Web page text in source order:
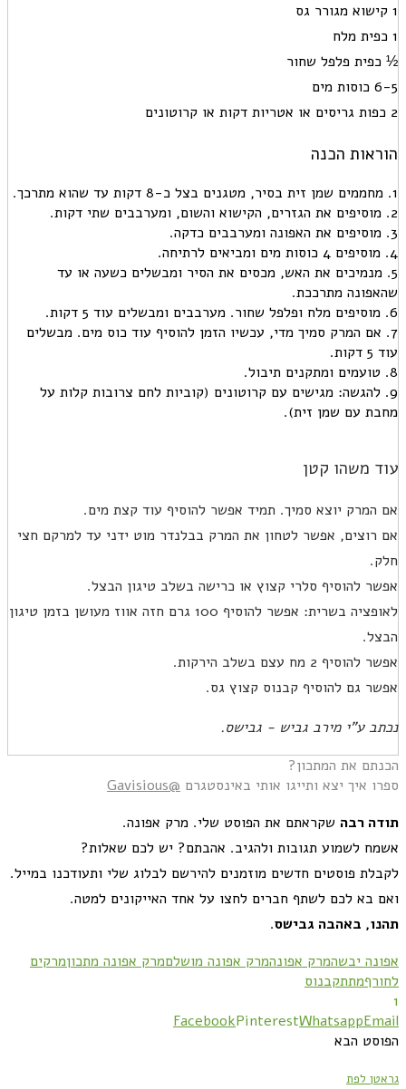
1 קישוא מגורר גס
1 כפית מלח
½ כפית פלפל שחור
6-5 כוסות מים
2 כפות גריסים או אטריות דקות או קרוטונים
הוראות הכנה
1. מחממים שמן זית בסיר, מטגנים בצל כ-8 דקות עד שהוא מתרכך.
2. מוסיפים את הגזרים, הקישוא והשום, ומערבבים שתי דקות.
3. מוסיפים את האפונה ומערבבים כדקה.
4. מוסיפים 4 כוסות מים ומביאים לרתיחה.
5. מנמיכים את האש, מכסים את הסיר ומבשלים כשעה או עד
שהאפונה מתרככת.
6. מוסיפים מלח ופלפל שחור. מערבבים ומבשלים עוד 5 דקות.
7. אם המרק סמיך מדי, עכשיו הזמן להוסיף עוד כוס מים. מבשלים
עוד 5 דקות.
8. טועמים ומתקנים תיבול.
9. להגשה: מגישים עם קרוטונים (קוביות לחם צרובות קלות על
מחבת עם שמן זית).
עוד משהו קטן
אם המרק יוצא סמיך. תמיד אפשר להוסיף עוד קצת מים.
אם רוצים, אפשר לטחון את המרק בבלנדר מוט ידני עד למרקם חצי
חלק.
אפשר להוסיף סלרי קצוץ או כרישה בשלב טיגון הבצל.
לאופציה בשרית: אפשר להוסיף 100 גרם חזה אווז מעושן בזמן טיגון
הבצל.
אפשר להוסיף 2 מח עצם בשלב הירקות.
אפשר גם להוסיף קבנוס קצוץ גס.
נכתב ע"י מירב גביש - גבישס.
הכנתם את המתכון?
ספרו איך יצא ותייגו אותי באינסטגרם @Gavisious
תודה רבה שקראתם את הפוסט שלי. מרק אפונה.
אשמח לשמוע תגובות ולהגיב. אהבתם? יש לכם שאלות?
לקבלת פוסטים חדשים מוזמנים להירשם לבלוג שלי ותעודכנו במייל.
ואם בא לכם לשתף חברים לחצו על אחד האייקונים למטה.
תהנו, באהבה גבישס.
אפונה יבשהמרק אפונהמרק אפונה מושלםמרק אפונה מתכוןמרקים
לחורףמתתקבנוס
1
FacebookPinterestWhatsappEmail
הפוסט הבא
גראטן לפת